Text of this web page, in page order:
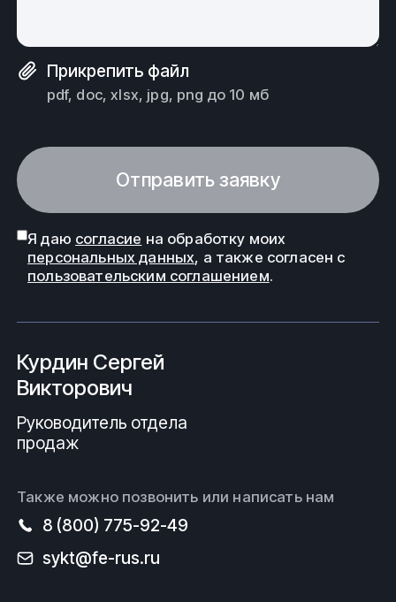
Прикрепить файл
pdf, doc, xlsx, jpg, png до 10 мб
Отправить заявку
Я даю согласие на обработку моих
персональных данных, а также согласен с
пользовательским соглашением.
Курдин Сергей
Викторович
Руководитель отдела
продаж
Также можно позвонить или написать нам
8 (800) 775-92-49
sykt@fe-rus.ru